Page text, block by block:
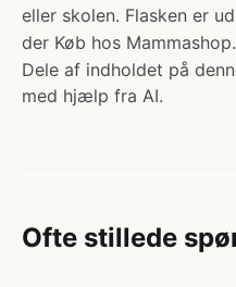
eller skolen. Flasken er
der Køb hos
Dele af indholdet på
med hjælp fra AI.
Ofte stillede